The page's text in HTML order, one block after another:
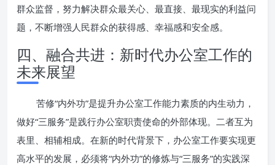
群众监督，努力解决群众最关心、最直接、最现实的利益问
题，不断增强人民群众的获得感、幸福感和安全感。
四、融合共进：新时代办公室工作的
未来展望
苦修“内外功”是提升办公室工作能力素质的内生动力，
做好“三服务”是践行办公室职责使命的外部体现。二者互为
表里、相辅相成。在新的时代背景下，办公室工作要实现更
高水平的发展，必须将“内外功”的修炼与“三服务”的实践深